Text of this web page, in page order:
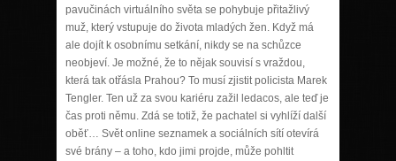
pavučinách virtuálního světa se pohybuje přitažlivý
muž, který vstupuje do života mladých žen. Když má
ale dojít k osobnímu setkání, nikdy se na schůzce
neobjeví. Je možné, že to nějak souvisí s vraždou,
která tak otřásla Prahou? To musí zjistit policista Marek
Tengler. Ten už za svou kariéru zažil ledacos, ale teď je
čas proti němu. Zdá se totiž, že pachatel si vyhlíží další
oběť… Svět online seznamek a sociálních sítí otevírá
své brány – a toho, kdo jimi projde, může pohltit